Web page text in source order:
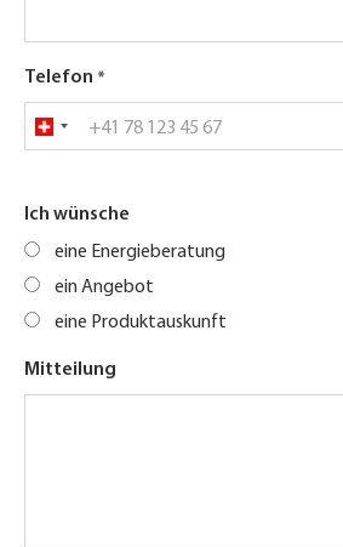
Telefon
Ich wünsche
eine Energieberatung
ein Angebot
eine Produktauskunft
Mitteilung